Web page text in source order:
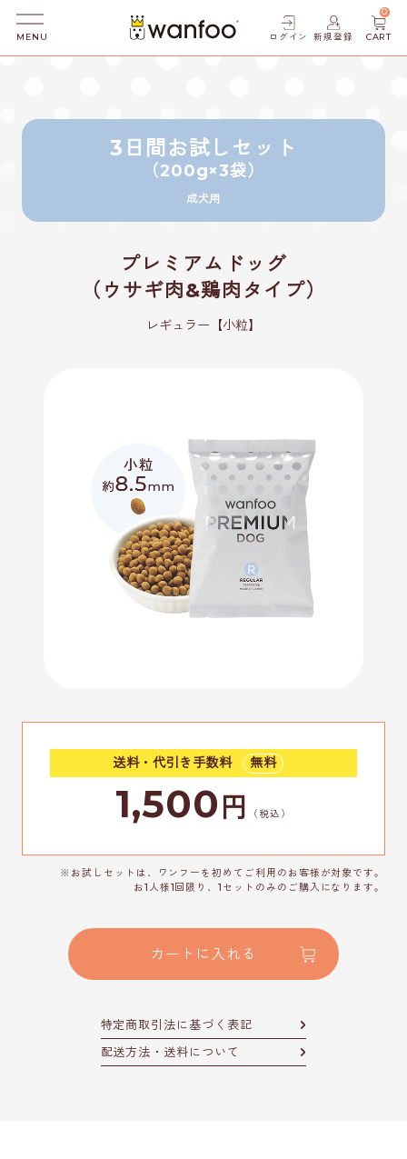
MENU ログイン 新規登録 CART
0
3日間お試しセット
（200g×3袋）
成犬用
プレミアムドッグ
（ウサギ肉&鶏肉タイプ）
レギュラー【小粒】
送料・代引き手数料 無料
1,500 円 （税込）
※お試しセットは、ワンフーを初めてご利用のお客様が対象です。
お1人様1回限り、1セットのみのご購入になります。
カートに入れる
特定商取引法に基づく表記
配送方法・送料について